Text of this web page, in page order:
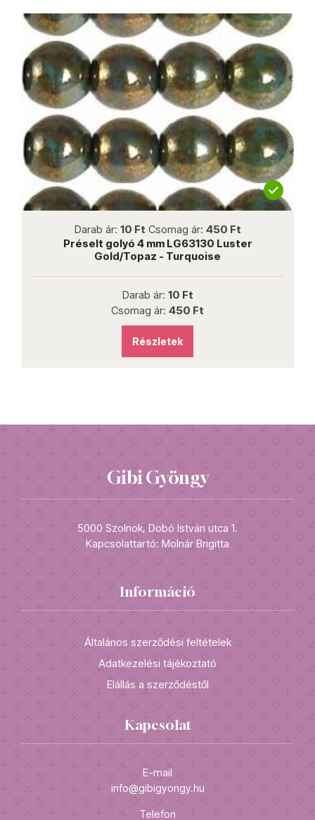
Darab ár: 10 Ft Csomag ár: 450 Ft
Préselt golyó 4 mm LG63130 Luster
Gold/Topaz - Turquoise
Darab ár: 10 Ft
Csomag ár: 450 Ft
Részletek
Gibi Gyöngy
5000 Szolnok, Dobó István utca 1.
Kapcsolattartó: Molnár Brigitta
Információ
Általános szerződési feltételek
Adatkezelési tájékoztató
Elállás a szerződéstől
Kapcsolat
E-mail
info@gibigyongy.hu
Telefon